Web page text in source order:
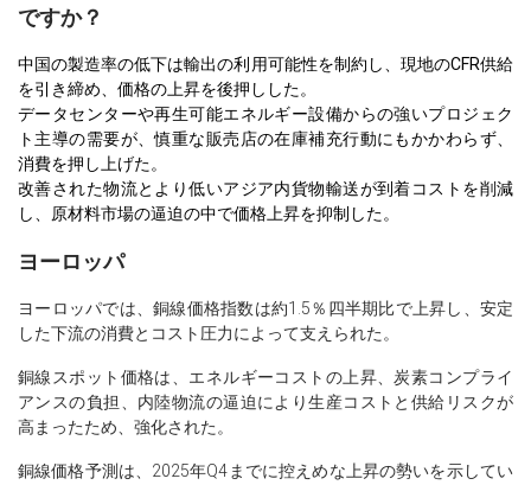
ですか？
中国の製造率の低下は輸出の利用可能性を制約し、現地のCFR供給
を引き締め、価格の上昇を後押しした。
データセンターや再生可能エネルギー設備からの強いプロジェク
ト主導の需要が、慎重な販売店の在庫補充行動にもかかわらず、
消費を押し上げた。
改善された物流とより低いアジア内貨物輸送が到着コストを削減
し、原材料市場の逼迫の中で価格上昇を抑制した。
ヨーロッパ
ヨーロッパでは、銅線価格指数は約1.5％四半期比で上昇し、安定
した下流の消費とコスト圧力によって支えられた。
銅線スポット価格は、エネルギーコストの上昇、炭素コンプライ
アンスの負担、内陸物流の逼迫により生産コストと供給リスクが
高まったため、強化された。
銅線価格予測は、2025年Q4までに控えめな上昇の勢いを示してい